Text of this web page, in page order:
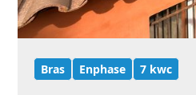
Bras Enphase 7 kwc